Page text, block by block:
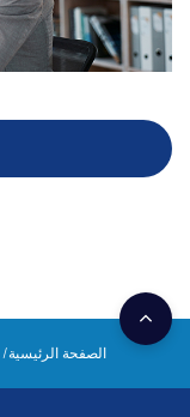
الصفحة الرئيسية